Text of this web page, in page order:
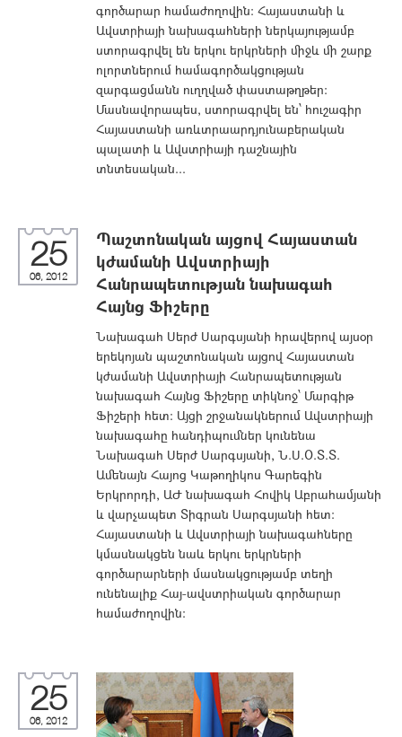
գործարար համաժողովին: Հայաստանի և
Ավստրիայի նախագահների ներկայությամբ
ստորագրվել են երկու երկրների միջև մի շարք
ոլորտներում համագործակցության
զարգացմանն ուղղված փաստաթղթեր:
Մասնավորապես, ստորագրվել են՝ հուշագիր
Հայաստանի առևտրաարդյունաբերական
պալատի և Ավստրիայի դաշնային
տնտեսական...
25
06, 2012
Պաշտոնական այցով Հայաստան
կժամանի Ավստրիայի
Հանրապետության նախագահ
Հայնց Ֆիշերը
Նախագահ Սերժ Սարգսյանի հրավերով այսօր
երեկոյան պաշտոնական այցով Հայաստան
կժամանի Ավստրիայի Հանրապետության
նախագահ Հայնց Ֆիշերը տիկնոջ՝ Մարգիթ
Ֆիշերի հետ: Այցի շրջանակներում Ավստրիայի
նախագահը հանդիպումներ կունենա
Նախագահ Սերժ Սարգսյանի, Ն.Ս.Օ.Տ.Տ.
Ամենայն Հայոց Կաթողիկոս Գարեգին
Երկրորդի, ԱԺ նախագահ Հովիկ Աբրահամյանի
և վարչապետ Տիգրան Սարգսյանի հետ:
Հայաստանի և Ավստրիայի նախագահները
կմասնակցեն նաև երկու երկրների
գործարարների մասնակցությամբ տեղի
ունենալիք Հայ-ավստրիական գործարար
համաժողովին:
25
06, 2012